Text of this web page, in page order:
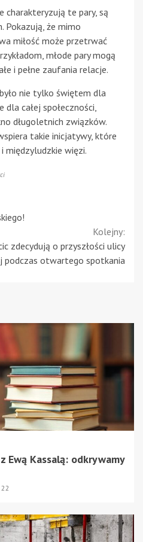
charakteryzują te pary, są
Pokazują, że mimo
miłość może przetrwać
młode pary mogą
i pełne zaufania relacje.
nie tylko świętem dla
całej społeczności,
długoletnich związków.
takie inicjatywy, które
międzyludzkie więzi.
Kolejny:
zdecydują o przyszłości ulicy
podczas otwartego spotkania
Ewą Kassalą: odkrywamy
22